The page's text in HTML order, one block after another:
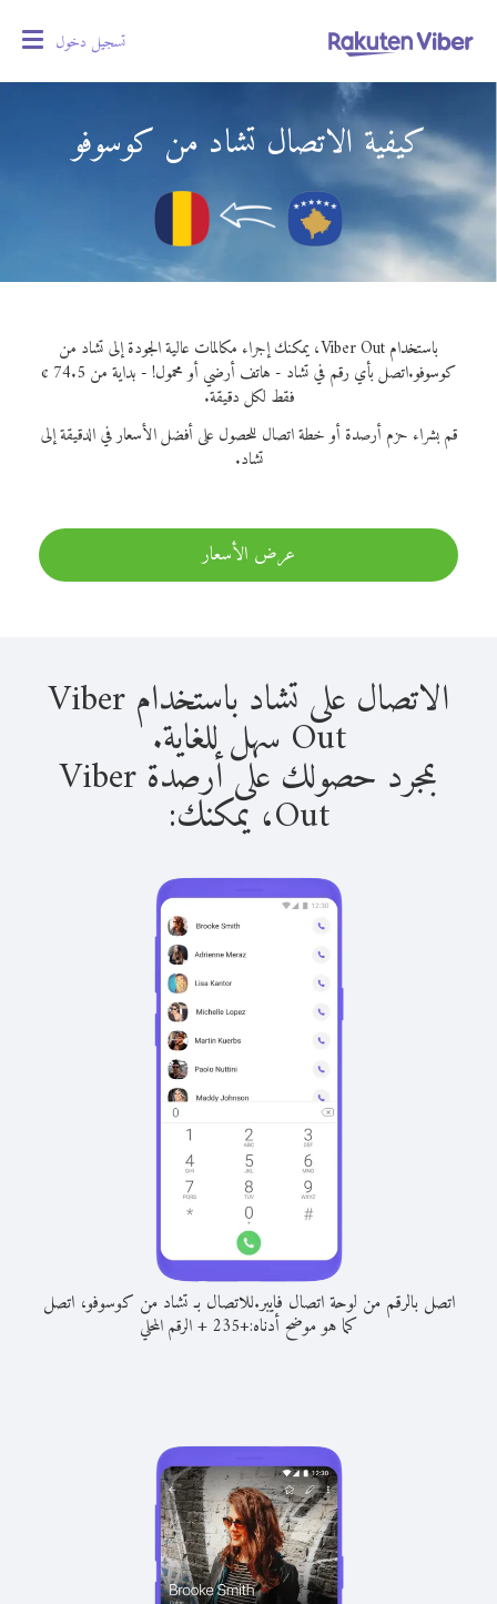
تسجيل دخول
كيفية الاتصال تشاد من كوسوفو
باستخدام Viber Out، يمكنك إجراء مكالمات عالية الجودة إلى تشاد من
كوسوفو.
اتصل بأي رقم في تشاد - هاتف أرضي أو محمول! - بداية من 74.5 ¢
فقط لكل دقيقة.
قم بشراء حزم أرصدة أو خطة اتصال للحصول على أفضل الأسعار في الدقيقة إلى
تشاد.
عرض الأسعار
الاتصال على تشاد باستخدام Viber
Out سهل للغاية.
بمجرد حصولك على أرصدة Viber
Out، يمكنك:
اتصل بالرقم من لوحة اتصال فايبر.للاتصال بـ تشاد من كوسوفو، اتصل
كما هو موضح أدناه:+
235
+الرقم المحلي